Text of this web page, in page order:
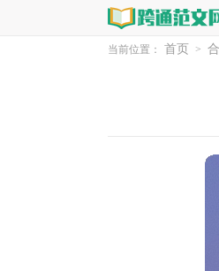
当前位置： 首页 >